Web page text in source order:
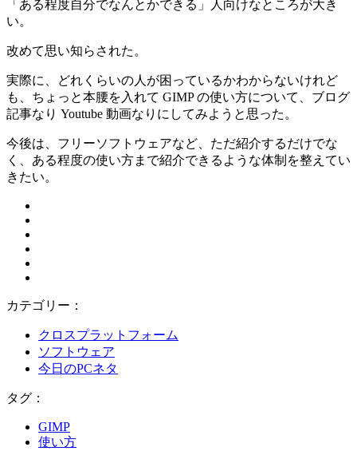
「ある程度自分でなんとかできる」人向けなところが大き
い。
改めて思い知らされた。
実際に、どれくらいの人が困っているかわからないけれど
も、ちょっと本腰を入れて GIMP の使い方について、ブログ
記事なり Youtube 動画なりにしてみようと思った。
今後は、フリーソフトウェアなど、ただ紹介するだけでな
く、ある程度の使い方まで紹介できるような体制を整えてい
きたい。
カテゴリー：
クロスプラットフォーム
ソフトウェア
今日のPCネタ
タグ：
GIMP
使い方